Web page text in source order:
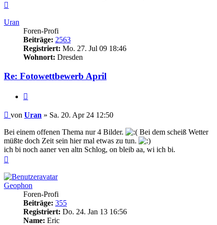
Uran
Foren-Profi
Beiträge: 2563
Registriert: Mo. 27. Jul 09 18:46
Wohnort: Dresden
Re: Fotowettbewerb April
Beitrag
von Uran » Sa. 20. Apr 24 12:50
Bei einem offenen Thema nur 4 Bilder.
Bei dem scheiß Wetter
müßte doch Zeit sein hier mal etwas zu tun.
ich bi noch aaner ven altn Schlog, on bleib aa, wi ich bi.
Geophon
Foren-Profi
Beiträge: 355
Registriert: Do. 24. Jan 13 16:56
Name: Eric